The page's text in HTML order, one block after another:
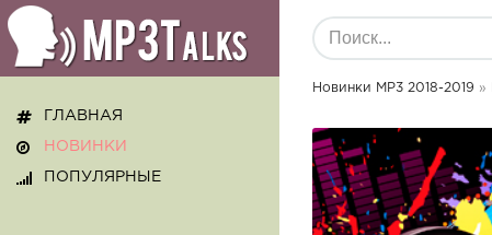
Новинки MP3 2018-2019 »
ГЛАВНАЯ
НОВИНКИ
ПОПУЛЯРНЫЕ